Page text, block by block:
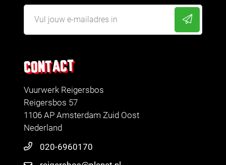
CONTACT
Vuurwerk Reigersbos
Reigersbos 57
1106 AP Amsterdam Zuid Oost
Nederland
020-6960170